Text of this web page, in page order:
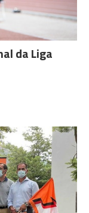
da Liga